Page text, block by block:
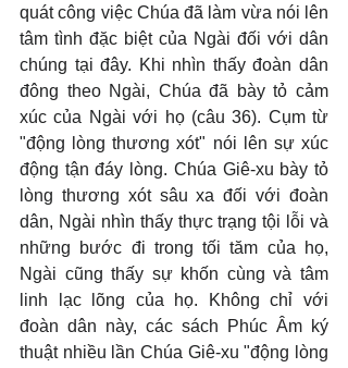
quát công việc Chúa đã làm vừa nói lên
tâm tình đặc biệt của Ngài đối với dân
chúng tại đây. Khi nhìn thấy đoàn dân
đông theo Ngài, Chúa đã bày tỏ cảm
xúc của Ngài với họ (câu 36). Cụm từ
"động lòng thương xót" nói lên sự xúc
động tận đáy lòng. Chúa Giê-xu bày tỏ
lòng thương xót sâu xa đối với đoàn
dân, Ngài nhìn thấy thực trạng tội lỗi và
những bước đi trong tối tăm của họ,
Ngài cũng thấy sự khốn cùng và tâm
linh lạc lõng của họ. Không chỉ với
đoàn dân này, các sách Phúc Âm ký
thuật nhiều lần Chúa Giê-xu "động lòng